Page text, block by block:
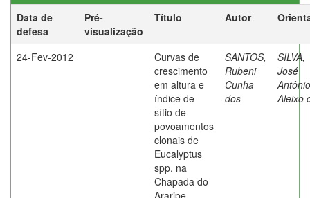
Data de
defesa
Pré-
visualização
Título Autor
24-Fev-2012
Curvas de
crescimento
em altura e
índice de
sítio de
povoamentos
clonais de
Eucalyptus
spp. na
Chapada do
Araripe,
SANTOS,
Rubeni
Cunha
dos
SILVA,
José
Antônio
Aleixo